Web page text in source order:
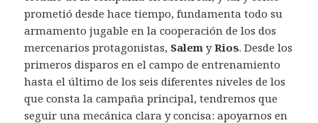
prometió desde hace tiempo, fundamenta todo su
armamento jugable en la cooperación de los dos
mercenarios protagonistas, Salem yRios. Desde los
primeros disparos en el campo de entrenamiento
hasta el último de los seis diferentes niveles de los
que consta la campaña principal, tendremos que
seguir una mecánica clara y concisa: apoyarnos en